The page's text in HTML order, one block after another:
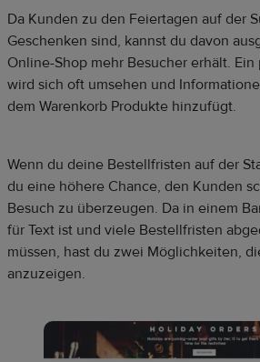
Da Kunden zu den Feiertagen auf der
Geschenken sind, kannst du davon
Online-Shop mehr Besucher erhält.
wird sich oft umsehen und
dem Warenkorb Produkte hinzufügt.
Wenn du deine Bestellfristen auf der
du eine höhere Chance, den Kunden
Besuch zu überzeugen. Da in einem
für Text ist und viele Bestellfristen
müssen, hast du zwei Möglichkeiten,
anzuzeigen.